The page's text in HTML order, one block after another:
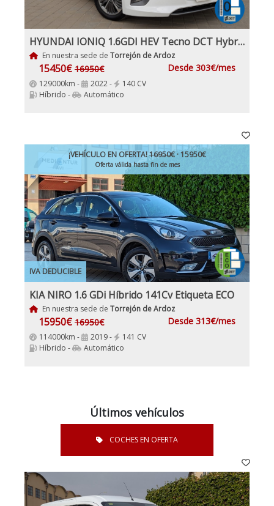
HYUNDAI IONIQ 1.6GDI HEV Tecno DCT Hybrido Enchufable y Gasolina
En nuestra sede de Torrejón de Ardoz
15450€ 16950€ Desde 303€/mes
129000km - 2022 -
140 CV
Híbrido -
Automático
IVA DEDUCIBLE
¡VEHÍCULO EN OFERTA!16950€· 15950€
Oferta válida hasta fin de mes
KIA NIRO 1.6 GDi Híbrido 141Cv Etiqueta ECO
En nuestra sede de Torrejón de Ardoz
15950€ 16950€ Desde 313€/mes
114000km - 2019 -
141 CV
Híbrido -
Automático
Últimos vehículos
COCHES EN OFERTA